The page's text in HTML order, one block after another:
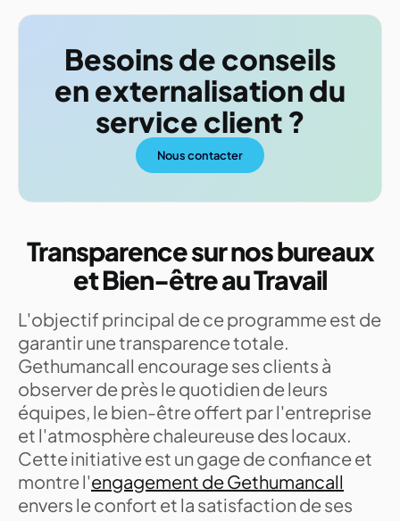
Besoins de conseils
en externalisation du
service client ?
Nous contacter
Transparence sur nos bureaux
et Bien-être au Travail
L'objectif principal de ce programme est de
garantir une transparence totale.
Gethumancall encourage ses clients à
observer de près le quotidien de leurs
équipes, le bien-être offert par l'entreprise
et l'atmosphère chaleureuse des locaux.
Cette initiative est un gage de confiance et
montre l'engagement de Gethumancall
envers le confort et la satisfaction de ses